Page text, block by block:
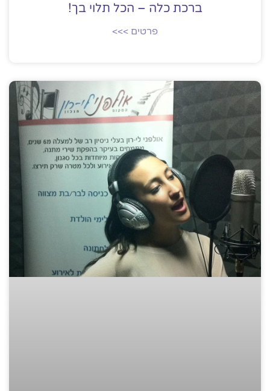
ברכת כלה – הכל תלוי בך!
פרטים >>>